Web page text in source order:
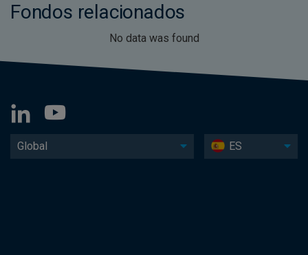
Fondos relacionados
No data was found
Global ES